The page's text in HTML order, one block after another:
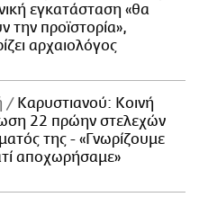
εγκατάσταση «θα
την προϊστορία»,
αρχαιολόγος
Καρυστιανού: Κοινή
22 πρώην στελεχών
της - «Γνωρίζουμε
αποχωρήσαμε»